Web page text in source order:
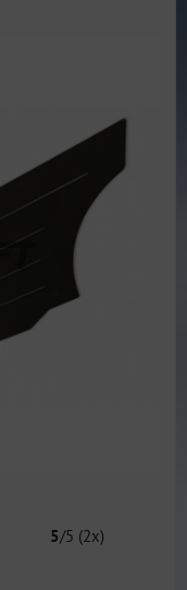
5/5 (2x)